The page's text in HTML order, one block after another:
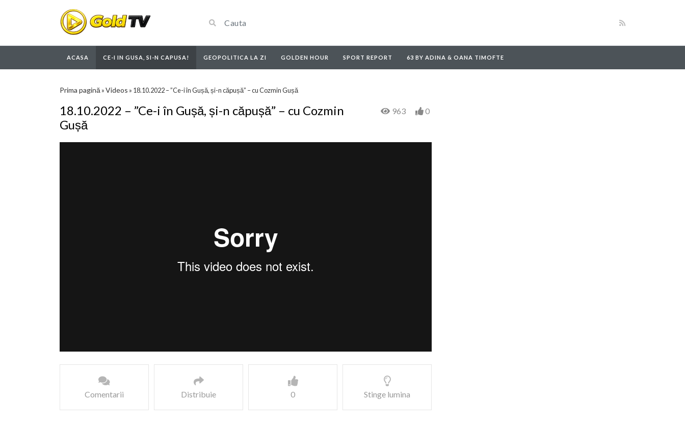
ACASA CE-I IN GUSA, SI-N CAPUSA! GEOPOLITICA LA ZI GOLDEN HOUR SPORT REPORT 63 BY ADINA & OANA TIMOFTE
Prima pagină »Videos » 18.10.2022 – ”Ce-i în Gușă, și-n căpușă” – cu Cozmin Gușă
18.10.2022 – ”Ce-i în Gușă, și-n căpușă” – cu Cozmin
Gușă
963 0
Comentarii Distribuie 0 Stinge lumina